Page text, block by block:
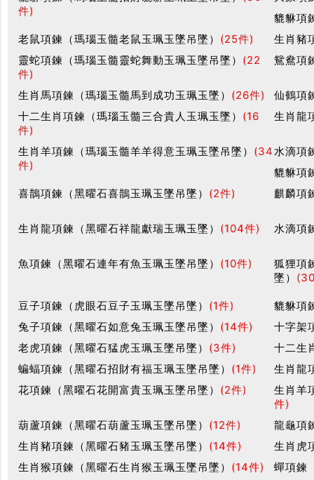
件)
貔貅項
老鼠項鍊（瑪瑙玉髓老鼠玉珮玉墜吊墜） (25件)
生肖豬
靈蛇項鍊（瑪瑙玉髓靈蛇舞動玉珮玉墜吊墜） (22
件)
鴛鴦項
生肖馬項鍊（瑪瑙玉髓馬到成功玉珮玉墜） (26件)
仙鶴項
十二生肖項鍊（瑪瑙玉髓三合貴人玉珮玉墜） (16
件)
生肖龍
生肖羊項鍊（瑪瑙玉髓羊羊得意玉珮玉墜吊墜） (34
件)
水滴項
貔貅項
喜鵲項鍊（黑曜石喜鵲玉珮玉墜吊墜） (2件) 麒麟項
生肖龍項鍊（黑曜石祥龍獻瑞玉珮玉墜） (104件) 水滴項
魚項鍊（黑曜石連年有魚玉珮玉墜吊墜） (10件)
狐狸項
墜）
豆子項鍊（虎眼石豆子玉珮玉墜吊墜） (1件)
貔貅項
兔子項鍊（黑曜石如意兔玉珮玉墜吊墜） (14件)
十字架
老虎項鍊（黑曜石猛虎玉珮玉墜吊墜） (3件)
十二生
蝙蝠項鍊（黑曜石招財有福玉珮玉墜吊墜） (1件)
生肖龍
花項鍊（黑曜石花開富貴玉珮玉墜吊墜） (2件)
生肖羊
件)
葫蘆項鍊（黑曜石葫蘆玉珮玉墜吊墜） (12件)
龍龜項
生肖豬項鍊（黑曜石豬玉珮玉墜吊墜） (14件)
生肖虎
生肖猴項鍊（黑曜石生肖猴玉珮玉墜吊墜） (14件)
蟬項鍊